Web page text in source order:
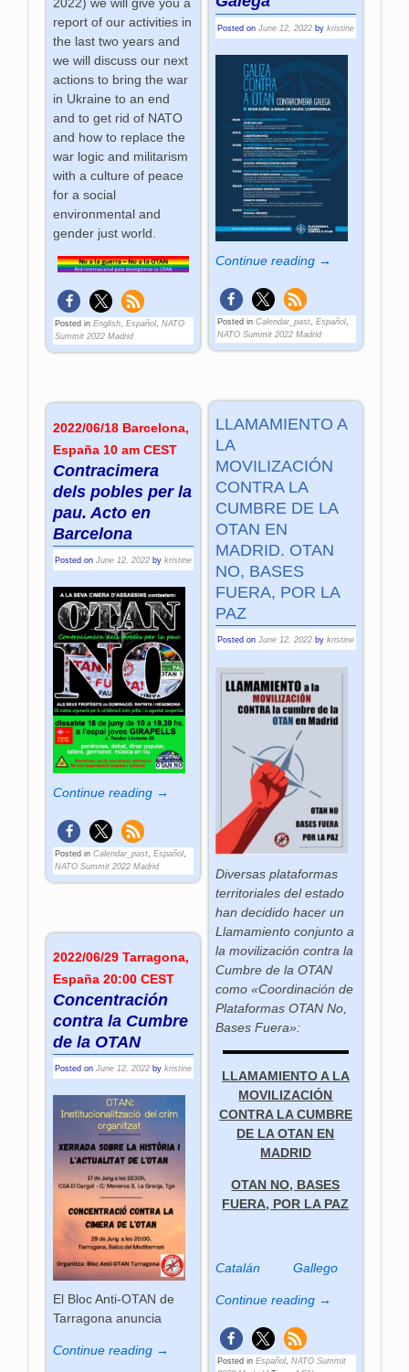
report of our activities in
the last two years and
we will discuss our next
actions to bring the war
in Ukraine to an end
and to get rid of NATO
and how to replace the
war logic and militarism
with a culture of peace
for a social
environmental and
gender just world.
Posted in English,Español,NATO
Summit 2022 Madrid
Posted on June 12, 2022 by kristine
Continue reading →
Posted in Calendar_past, Español,
NATO Summit 2022 Madrid
LLAMAMIENTO A
LA
MOVILIZACIÓN
CONTRA LA
CUMBRE DE LA
OTAN EN
MADRID. OTAN
NO, BASES
FUERA, POR LA
PAZ
Posted on June 12, 2022 by kristine
Diversas plataformas
territoriales del estado
han decidido hacer un
Llamamiento conjunto a
la movilización contra la
Cumbre de la OTAN
como «Coordinación de
Plataformas OTAN No,
Bases Fuera»:
LLAMAMIENTO A LA
MOVILIZACIÓN
CONTRA LA CUMBRE
DE LA OTAN EN
MADRID
OTAN NO, BASES
FUERA, POR LA PAZ
Catalán Gallego
Continue reading →
Posted in Español, NATO Summit
2022/06/18 Barcelona,
España 10 am CEST
Contracimera
dels pobles per la
pau. Acto en
Barcelona
Posted onJune 12, 2022 bykristine
Continue reading →
Posted in Calendar_past ,Español
NATO Summit 2022 Madrid
2022/06/29 Tarragona,
España 20:00 CEST
Concentración
contra la Cumbre
de la OTAN
Posted onJune 12, 2022 bykristine
El Bloc Anti-OTAN de
Tarragona anuncia
Continue reading →